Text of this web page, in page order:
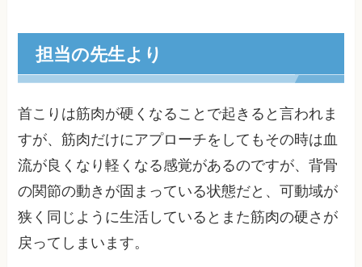
担当の先生より
首こりは筋肉が硬くなることで起きると言われま
すが、筋肉だけにアプローチをしてもその時は血
流が良くなり軽くなる感覚があるのですが、背骨
の関節の動きが固まっている状態だと、可動域が
狭く同じように生活しているとまた筋肉の硬さが
戻ってしまいます。